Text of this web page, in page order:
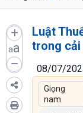
aa
Luật
trong cải
08/07/